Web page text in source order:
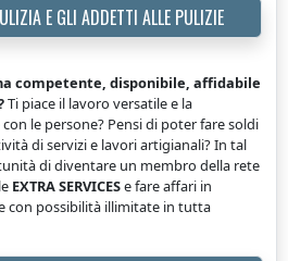
E GLI ADDETTI ALLE PULIZIE
competente, disponibile, affidabile
Ti piace il lavoro versatile e la
le persone? Pensi di poter fare soldi
di servizi e lavori artigianali? In tal
di diventare un membro della rete
EXTRA SERVICESe fare affari in
con possibilità illimitate in tutta